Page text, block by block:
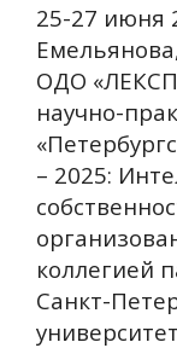
25-27 июня
ОДО
научно-
– 2025:
коллегией
Санкт-